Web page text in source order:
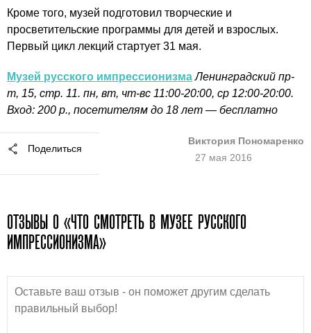
Кроме того, музей подготовил творческие и
просветительские программы для детей и взрослых.
Первый цикл лекций стартует 31 мая.
Музей русского импрессионизма Ленинградский пр-
т, 15, стр. 11. пн, вт, чт-вс 11:00-20:00, ср 12:00-20:00.
Вход: 200 р., посетителям до 18 лет — бесплатно
Поделиться
Виктория Пономаренко
27 мая 2016
ОТЗЫВЫ О «ЧТО СМОТРЕТЬ В МУЗЕЕ РУССКОГО
ИМПРЕССИОНИЗМА»